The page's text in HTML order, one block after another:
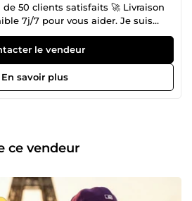
de 50 clients satisfaits 🚀 Livraison
7j/7 pour vous aider. Je suis
depuis 3 ans et numéro 1 sur la
l’IA sur ComeUp. Que vous soyez
une marque e-commerce, un
créateur de contenu, mon but est
de la vidéo pour transformer vos
samouraïs pour offrir une vraie
à nos clients. Pas de projets
travail qui marque. L’équipe est
le vendeur
En savoir plus
ce vendeur